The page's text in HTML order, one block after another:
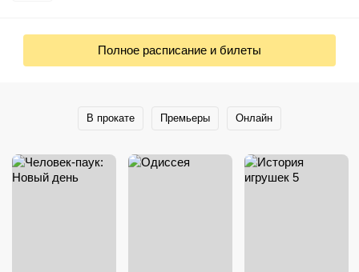
Полное расписание и билеты
В прокате Премьеры Онлайн